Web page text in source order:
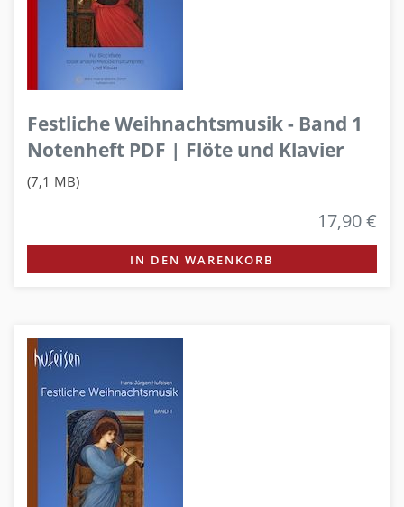
Festliche Weihnachtsmusik - Band 1
Notenheft PDF | Flöte und Klavier
(7,1 MB)
17,90 €
IN DEN WARENKORB